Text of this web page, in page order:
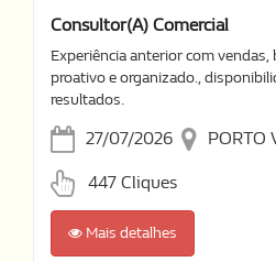
Consultor(a) Comercial
Experiência anterior com vendas,
proativo e organizado.,
resultados.
27/07/2026 PORTO
447 Cliques
Mais detalhes